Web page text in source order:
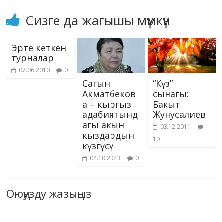
Сизге да жагышы мүмкүн
Эрте кеткен
турналар
07.06.2010 0
Сагын
Акматбеков
а – кыргыз
адабиятынд
агы акын
кыздардын
күзгүсү
04.10.2023 0
“Күз”
сынагы:
Бакыт
Жунусалиев
03.12.2011
10
Оюңузду жазыңыз